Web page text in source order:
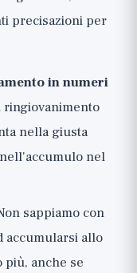
precisazioni per
in numeri
ringiovanimento
nella giusta
nel
sappiamo con
accumularsi allo
anche se